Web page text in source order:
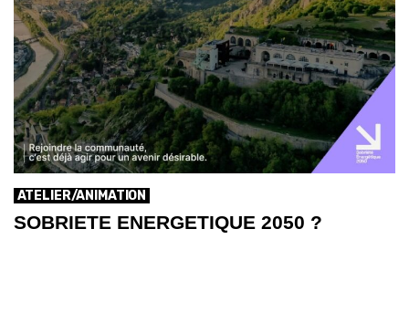
ATELIER/ANIMATION
SOBRIETE ENERGETIQUE 2050 ?